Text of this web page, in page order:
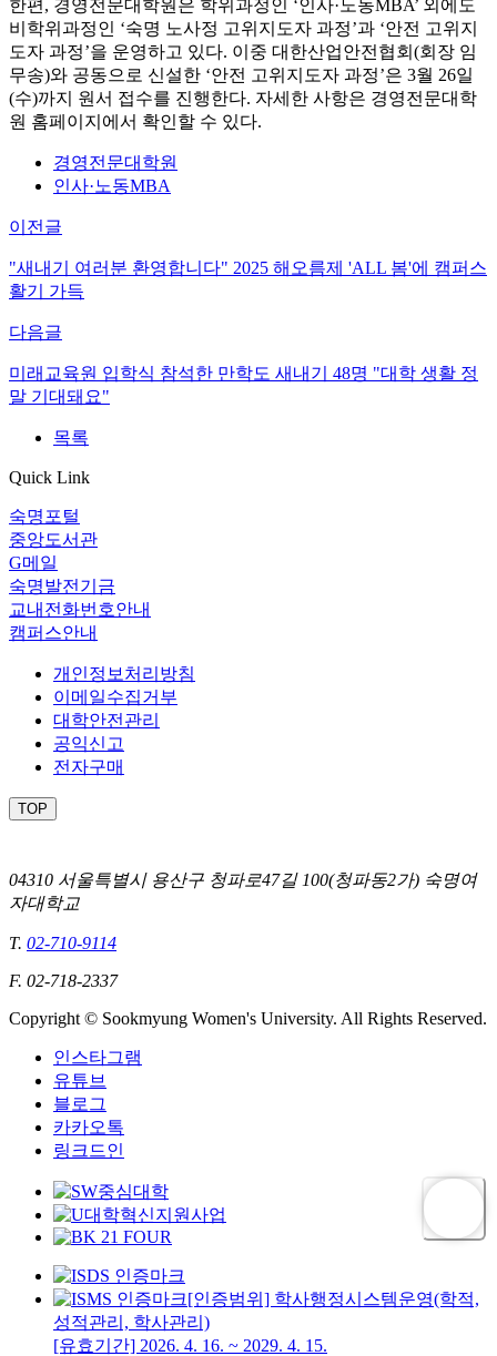
한편, 경영전문대학원은 학위과정인 ‘인사·노동MBA’ 외에도
비학위과정인 ‘숙명 노사정 고위지도자 과정’과 ‘안전 고위지
도자 과정’을 운영하고 있다. 이중 대한산업안전협회(회장 임
무송)와 공동으로 신설한 ‘안전 고위지도자 과정’은 3월 26일
(수)까지 원서 접수를 진행한다. 자세한 사항은 경영전문대학
원 홈페이지에서 확인할 수 있다.
경영전문대학원
인사·노동MBA
이전글
"새내기 여러분 환영합니다" 2025 해오름제 'ALL 봄'에 캠퍼스
활기 가득
다음글
미래교육원 입학식 참석한 만학도 새내기 48명 "대학 생활 정
말 기대돼요"
목록
Quick Link
숙명포털
중앙도서관
G메일
숙명발전기금
교내전화번호안내
캠퍼스안내
개인정보처리방침
이메일수집거부
대학안전관리
공익신고
전자구매
TOP
04310 서울특별시 용산구 청파로47길 100(청파동2가) 숙명여
자대학교
T. 02-710-9114
F. 02-718-2337
Copyright © Sookmyung Women's University. All Rights Reserved.
인스타그램
유튜브
블로그
카카오톡
링크드인
[인증범위] 학사행정시스템운영(학적,
성적관리, 학사관리)
[유효기간] 2026. 4. 16. ~ 2029. 4. 15.